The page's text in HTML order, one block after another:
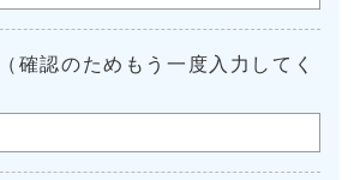
確認のためもう一度入力してく